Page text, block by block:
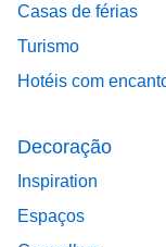
Casas de férias
Turismo
Hotéis com
Decoração
Inspiration
Espaços